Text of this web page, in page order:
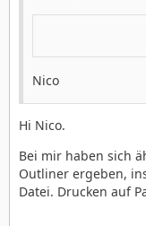
Nico
Hi Nico.
Bei mir haben sich
Outliner ergeben,
Datei. Drucken auf